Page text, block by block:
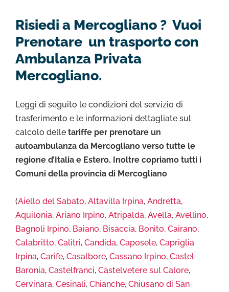
Risiedi a Mercogliano ? Vuoi
Prenotare un trasporto con
Ambulanza Privata
Mercogliano.
Leggi di seguito le condizioni del servizio di
trasferimento e le informazioni dettagliate sul
calcolo delle tariffe per prenotare un
autoambulanza da Mercogliano verso tutte le
regione d’Italia e Estero. Inoltre copriamo tutti i
Comuni della provincia di Mercogliano
(Aiello del Sabato, Altavilla Irpina, Andretta,
Aquilonia, Ariano Irpino, Atripalda, Avella, Avellino,
Bagnoli Irpino, Baiano, Bisaccia, Bonito, Cairano,
Calabritto, Calitri, Candida, Caposele, Capriglia
Irpina, Carife, Casalbore, Cassano Irpino, Castel
Baronia, Castelfranci, Castelvetere sul Calore,
Cervinara, Cesinali, Chianche, Chiusano di San